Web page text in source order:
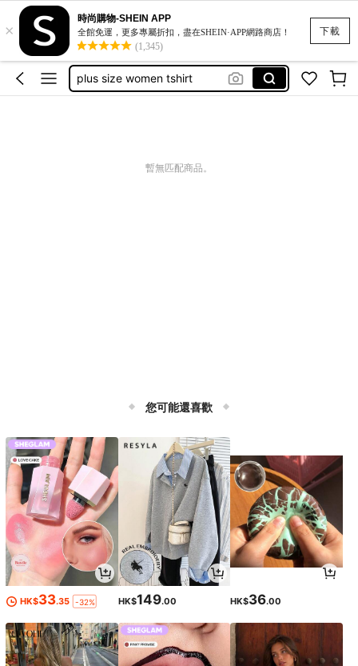
下載
×
時尚購物-SHEIN APP
全館免運，更多專屬折扣，盡在SHEIN·APP網路商店！
(1,345)
squishy
plus size women tshirt
暫無匹配商品。
您可能還喜歡
HK$33.35 -32% HK$149.00 HK$36.00